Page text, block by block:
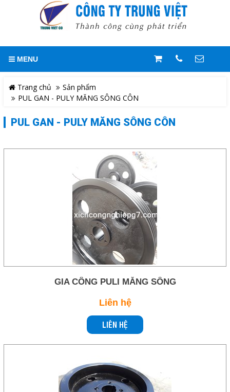
MENU
Trang chủ
Sản phẩm
PUL GAN - PULY MĂNG SÔNG CÔN
PUL GAN - PULY MĂNG SÔNG CÔN
GIA CÔNG PULI MĂNG SÔNG
Liên hệ
LIÊN HỆ
Tài liệu kỹ thuật
THEO DÕI
Twitter
0909244818
Địa chỉ
Số 109/6/11, Quốc Lộ 1A, Khu
Phố 5, Phường An Phú Đông,
Quận 12, TP. HCM, Việt Nam
Điện thoại
Mr. Trung/ Zalo : 0909.244.818
Email
Ngoctrung.cotrungviet@gmail.com
COPYRIGHT 2019. ALL RIGHTS RESERVED